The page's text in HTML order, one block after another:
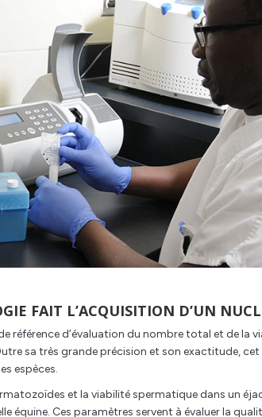
FAIT L’ACQUISITION D’UN
référence d’évaluation du nombre total et de la
sa très grande précision et son exactitude,
espèces.
et la viabilité spermatique dans un
équine. Ces paramètres servent à évaluer la